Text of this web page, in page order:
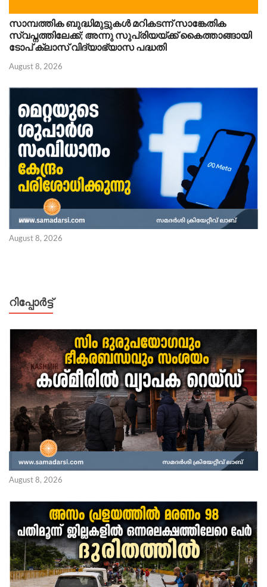
സാമ്പത്തിക ബുദ്ധിമുട്ടുകൾ മറികടന്ന് സാങ്കേതിക
സ്വപ്നത്തിലേക്ക്; അന്നു സുപ്രിയയ്ക്ക് കൈത്താങ്ങായി
ടോപ് ക്ലാസ് വിദ്യാഭ്യാസ പദ്ധതി
August 8, 2026
August 8, 2026
റിപ്പോര്‍ട്ട്
August 8, 2026